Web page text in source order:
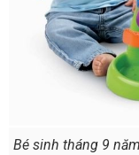
Bé sinh tháng 9